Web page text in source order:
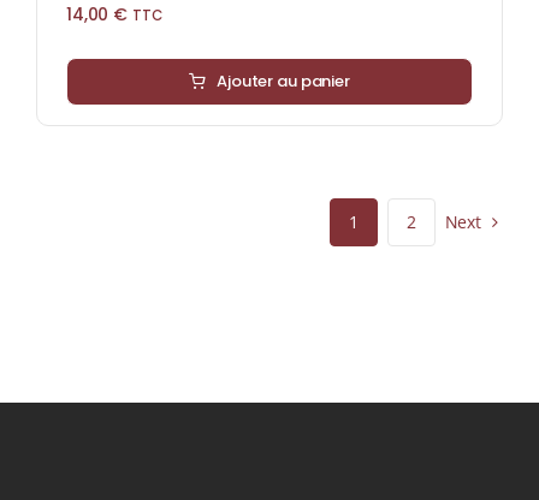
14,00 € TTC
Ajouter au panier
1 2 Next